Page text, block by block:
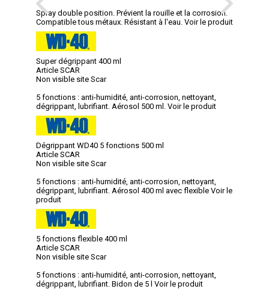
Spray double position. Prévient la rouille et la corrosion.
Compatible tous métaux. Résistant à l'eau. Voir le produit
Super dégrippant 400 ml
Article SCAR
Non visible site Scar
5 fonctions : anti-humidité, anti-corrosion, nettoyant,
dégrippant, lubrifiant. Aérosol 500 ml.
Voir le produit
Dégrippant WD40 5 fonctions 500 ml
Article SCAR
Non visible site Scar
5 fonctions : anti-humidité, anti-corrosion, nettoyant,
dégrippant, lubrifiant. Aérosol 400 ml avec flexible Voir le
produit
5 fonctions flexible 400 ml
Article SCAR
Non visible site Scar
5 fonctions : anti-humidité, anti-corrosion, nettoyant,
dégrippant, lubrifiant. Bidon de 5 l Voir le produit